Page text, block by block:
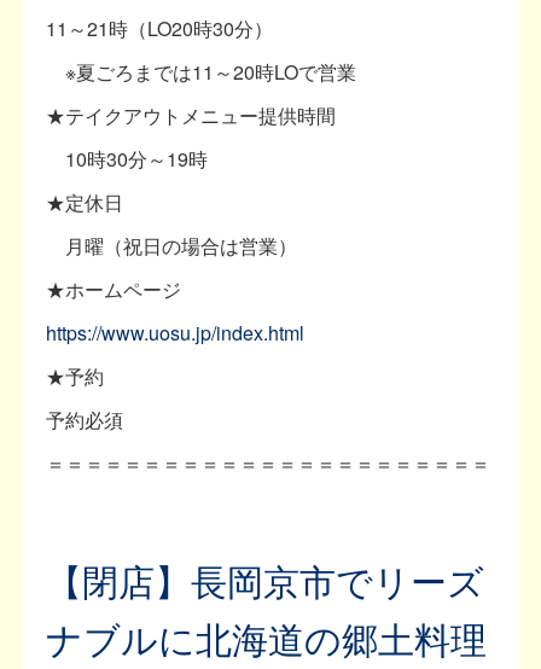
11～21時（LO20時30分）
※夏ごろまでは11～20時LOで営業
★テイクアウトメニュー提供時間
10時30分～19時
★定休日
月曜（祝日の場合は営業）
★ホームページ
https://www.uosu.jp/index.html
★予約
予約必須
＝＝＝＝＝＝＝＝＝＝＝＝＝＝＝＝＝＝＝＝＝＝＝
【閉店】長岡京市でリーズ
ナブルに北海道の郷土料理